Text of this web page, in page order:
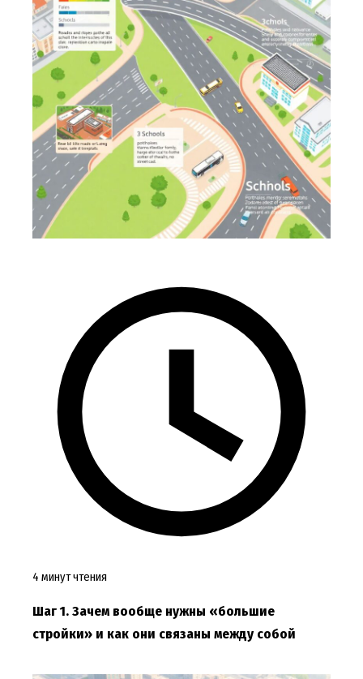
4 минут чтения
Шаг 1. Зачем вообще нужны «большие
стройки» и как они связаны между собой